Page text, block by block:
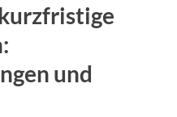
und